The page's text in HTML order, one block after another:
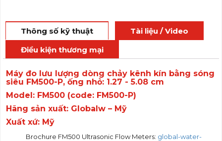
Thông số kỹ thuật
Tài liệu / Video
Điều kiện thương mại
Máy đo lưu lượng dòng chảy kênh kín bằng sóng
siêu FM500-P, ống nhỏ: 1.27 - 5.08 cm
Model: FM500 (code: FM500-P)
Hãng sản xuất: Globalw – Mỹ
Xuất xứ: Mỹ
Brochure FM500 Ultrasonic Flow Meters: global-water-